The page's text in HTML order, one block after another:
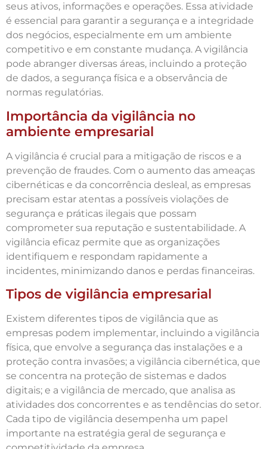
seus ativos, informações e operações. Essa atividade
é essencial para garantir a segurança e a integridade
dos negócios, especialmente em um ambiente
competitivo e em constante mudança. A vigilância
pode abranger diversas áreas, incluindo a proteção
de dados, a segurança física e a observância de
normas regulatórias.
Importância da vigilância no
ambiente empresarial
A vigilância é crucial para a mitigação de riscos e a
prevenção de fraudes. Com o aumento das ameaças
cibernéticas e da concorrência desleal, as empresas
precisam estar atentas a possíveis violações de
segurança e práticas ilegais que possam
comprometer sua reputação e sustentabilidade. A
vigilância eficaz permite que as organizações
identifiquem e respondam rapidamente a
incidentes, minimizando danos e perdas financeiras.
Tipos de vigilância empresarial
Existem diferentes tipos de vigilância que as
empresas podem implementar, incluindo a vigilância
física, que envolve a segurança das instalações e a
proteção contra invasões; a vigilância cibernética, que
se concentra na proteção de sistemas e dados
digitais; e a vigilância de mercado, que analisa as
atividades dos concorrentes e as tendências do setor.
Cada tipo de vigilância desempenha um papel
importante na estratégia geral de segurança e